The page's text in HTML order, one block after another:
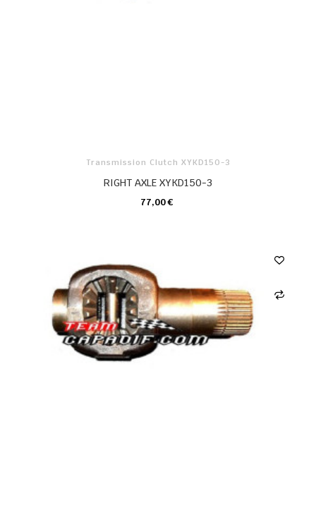
Transmission Clutch XYKD150-3
RIGHT AXLE XYKD150-3
77,00 €
KARTE